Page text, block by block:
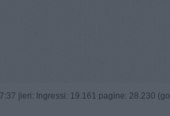
| ieri: Ingressi: 19.161 pagine: 28.230